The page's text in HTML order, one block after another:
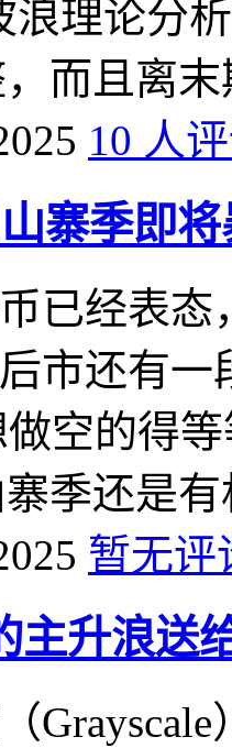
浪理论分
，而且离
10 人
寨季即
已经表
市还有一
做空的得
季还是
暂无评
主升浪送